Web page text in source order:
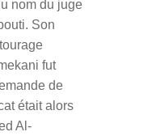
nom du juge
Son
fut
de
était alors
Al-